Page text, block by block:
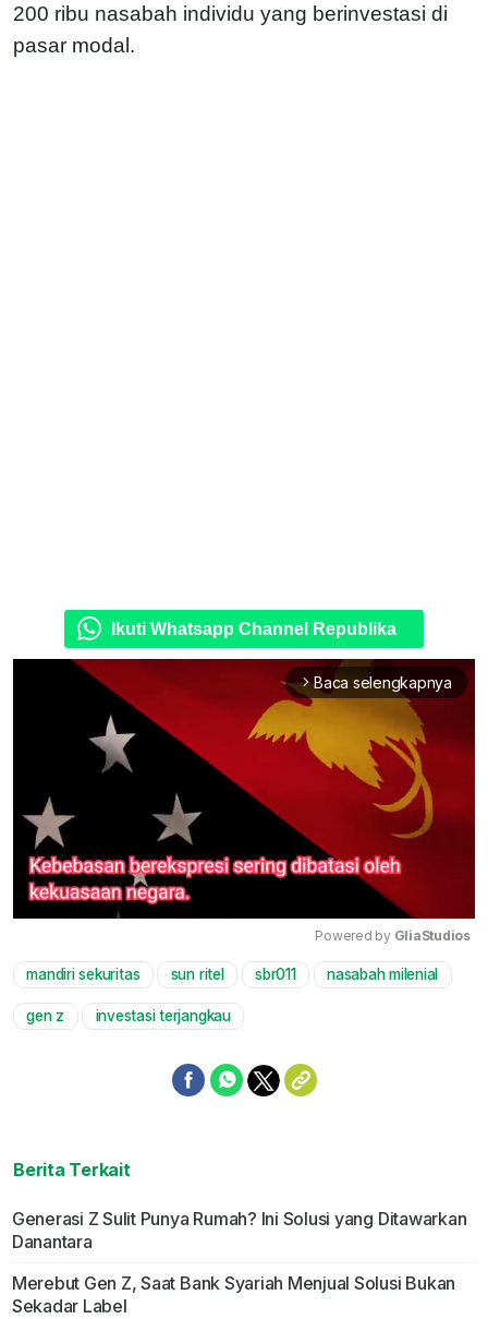
200 ribu nasabah individu yang berinvestasi di
pasar modal.
Ikuti Whatsapp Channel Republika
arrow_forward_ios Baca selengkapnya
Mute
Powered by GliaStudios
mandiri sekuritas sun ritel sbr011 nasabah milenial
gen z investasi terjangkau
Berita Terkait
Generasi Z Sulit Punya Rumah? Ini Solusi yang Ditawarkan
Danantara
Merebut Gen Z, Saat Bank Syariah Menjual Solusi Bukan
Sekadar Label